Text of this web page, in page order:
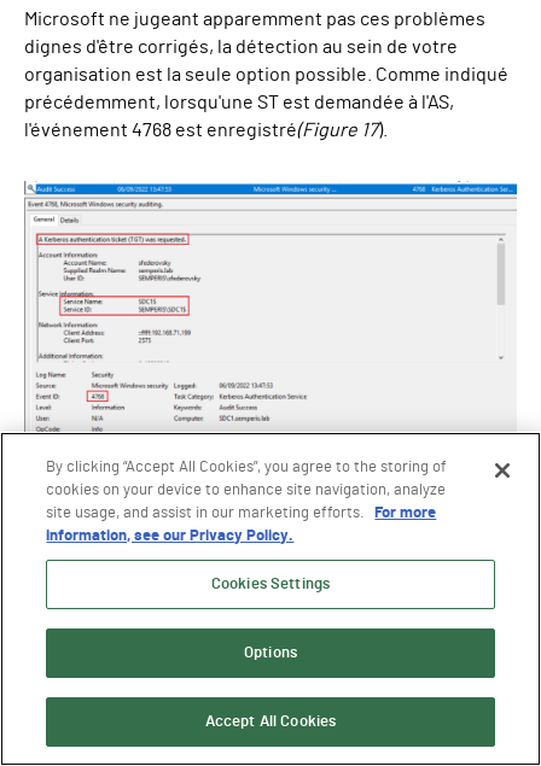
Microsoft ne jugeant apparemment pas ces problèmes
dignes d'être corrigés, la détection au sein de votre
organisation est la seule option possible. Comme indiqué
précédemment, lorsqu'une ST est demandée à l'AS,
l'événement 4768 est enregistré(Figure 17).
Tous les tickets authentiques demandés à l'AS, y compris
les ticketskadmin/changepw, ont un
unidentifiant de servicedekrbtgt(Figure 18).
By clicking “Accept All Cookies”, you agree to the storing of
cookies on your device to enhance site navigation, analyze
site usage, and assist in our marketing efforts.
For more
information, see our Privacy Policy.
Cookies Settings
Options
Accept All Cookies